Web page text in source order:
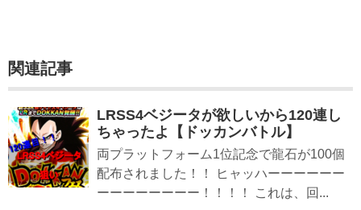
関連記事
LRSS4ベジータが欲しいから120連し
ちゃったよ【ドッカンバトル】
両プラットフォーム1位記念で龍石が100個
配布されました！！ ヒャッハーーーーーー
ーーーーーーーー！！！！ これは、回...